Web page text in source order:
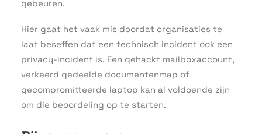
gebeuren.
Hier gaat het vaak mis doordat organisaties te
laat beseffen dat een technisch incident ook een
privacy-incident is. Een gehackt mailboxaccount,
verkeerd gedeelde documentenmap of
gecompromitteerde laptop kan al voldoende zijn
om die beoordeling op te starten.